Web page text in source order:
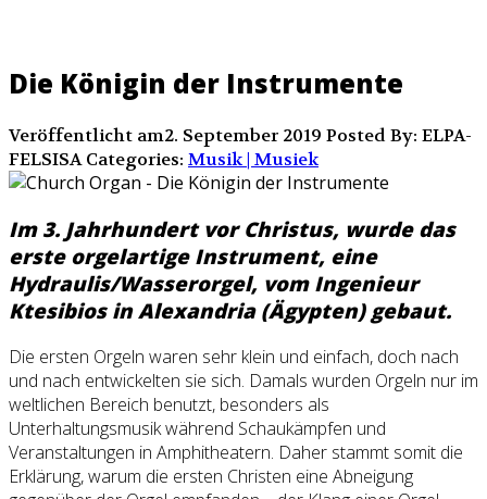
Die Königin der Instrumente
Veröffentlicht am2. September 2019 Posted By: ELPA-
FELSISACategories: Musik | Musiek
Im 3. Jahrhundert vor Christus, wurde das
erste orgelartige Instrument, eine
Hydraulis/Wasserorgel, vom Ingenieur
Ktesibios in Alexandria (Ägypten) gebaut.
Die ersten Orgeln waren sehr klein und einfach, doch nach
und nach entwickelten sie sich. Damals wurden Orgeln nur im
weltlichen Bereich benutzt, besonders als
Unterhaltungsmusik während Schaukämpfen und
Veranstaltungen in Amphitheatern. Daher stammt somit die
Erklärung, warum die ersten Christen eine Abneigung